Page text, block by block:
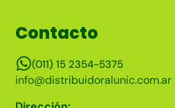
Contacto
(011) 15 2354-5375
info@distribuidoralunic.com.ar